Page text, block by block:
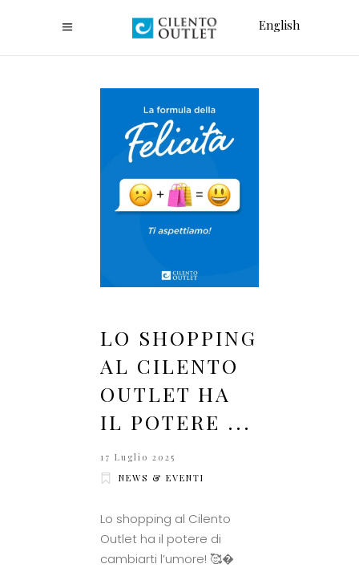
English
LO SHOPPING
AL CILENTO
OUTLET HA
IL POTERE ...
17 Luglio 2025
NEWS & EVENTI
Lo shopping al Cilento
Outlet ha il potere di
cambiarti l’umore! 🥰�